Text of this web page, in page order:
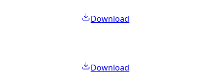
Download
Download